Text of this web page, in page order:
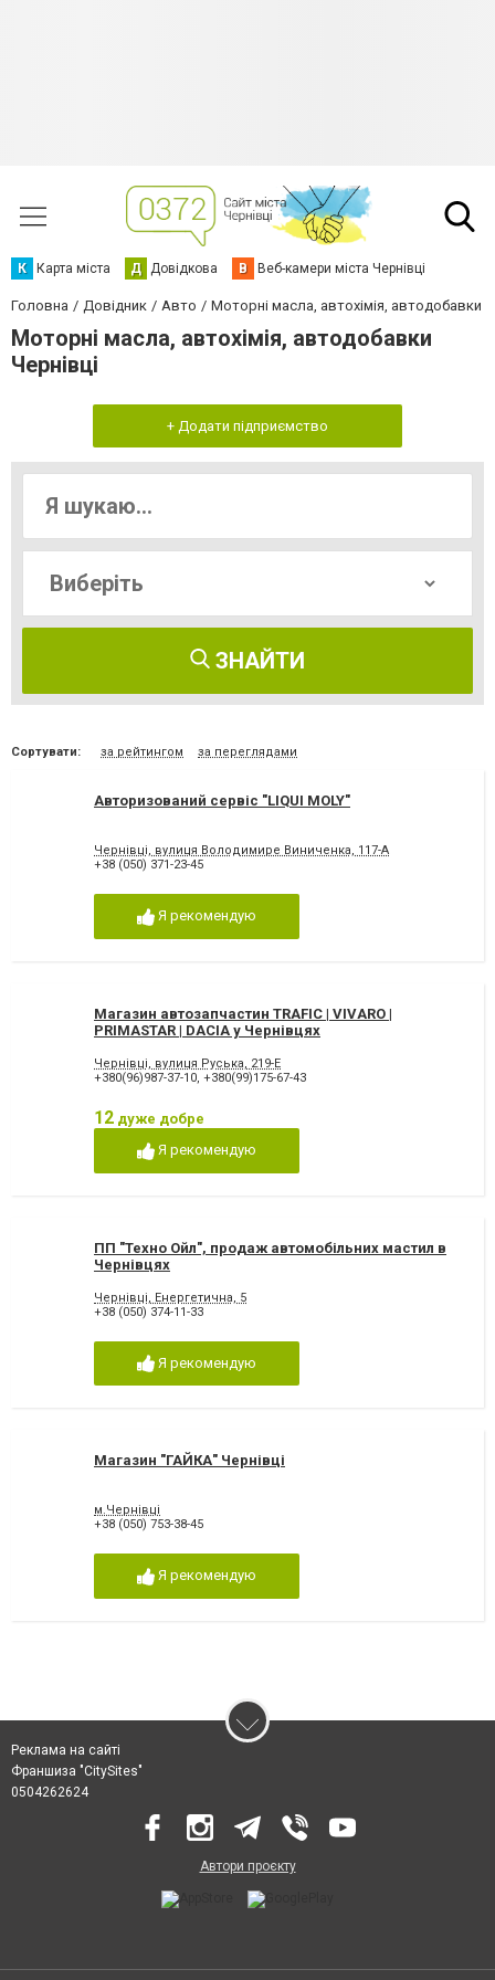
К Карта міста Д Довідкова В Веб-камери міста Чернівці
Головна Довідник Авто Моторні масла, автохімія, автодобавки
Моторні масла, автохімія, автодобавки
Чернівці
+ Додати підприємство
ЗНАЙТИ
Сортувати: за рейтингом за переглядами
Авторизований сервіс "LIQUI MOLY"
Чернівці, вулиця Володимире Виниченка, 117-А
+38 (050) 371-23-45
Я рекомендую
Магазин автозапчастин TRAFIC | VIVARO |
PRIMASTAR | DACIA у Чернівцях
Чернівці, вулиця Руська, 219-Е
+380(96)987-37-10, +380(99)175-67-43
12 дуже добре
Я рекомендую
ПП "Техно Ойл", продаж автомобільних мастил в
Чернівцях
Чернівці, Енергетична, 5
+38 (050) 374-11-33
Я рекомендую
Магазин "ГАЙКА" Чернівці
м.Чернівці
+38 (050) 753-38-45
Я рекомендую
Реклама на сайті
Франшиза "CitySites"
0504262624
Автори проєкту